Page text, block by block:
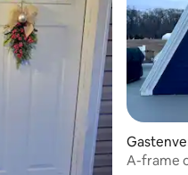
5, 13 recensies
A-frame